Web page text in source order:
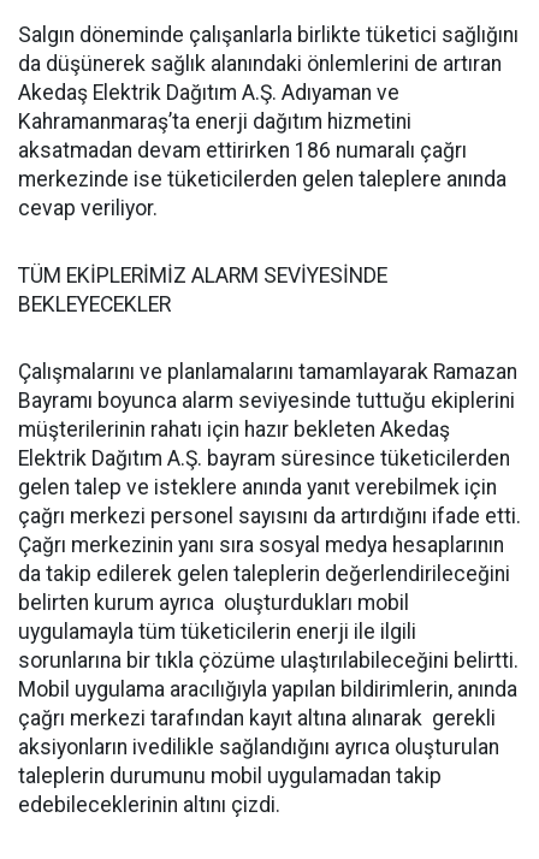
Salgın döneminde çalışanlarla birlikte tüketici sağlığını
da düşünerek sağlık alanındaki önlemlerini de artıran
Akedaş Elektrik Dağıtım A.Ş. Adıyaman ve
Kahramanmaraş’ta enerji dağıtım hizmetini
aksatmadan devam ettirirken 186 numaralı çağrı
merkezinde ise tüketicilerden gelen taleplere anında
cevap veriliyor.
TÜM EKİPLERİMİZ ALARM SEVİYESİNDE
BEKLEYECEKLER
Çalışmalarını ve planlamalarını tamamlayarak Ramazan
Bayramı boyunca alarm seviyesinde tuttuğu ekiplerini
müşterilerinin rahatı için hazır bekleten Akedaş
Elektrik Dağıtım A.Ş. bayram süresince tüketicilerden
gelen talep ve isteklere anında yanıt verebilmek için
çağrı merkezi personel sayısını da artırdığını ifade etti.
Çağrı merkezinin yanı sıra sosyal medya hesaplarının
da takip edilerek gelen taleplerin değerlendirileceğini
belirten kurum ayrıca oluşturdukları mobil
uygulamayla tüm tüketicilerin enerji ile ilgili
sorunlarına bir tıkla çözüme ulaştırılabileceğini belirtti.
Mobil uygulama aracılığıyla yapılan bildirimlerin, anında
çağrı merkezi tarafından kayıt altına alınarak gerekli
aksiyonların ivedilikle sağlandığını ayrıca oluşturulan
taleplerin durumunu mobil uygulamadan takip
edebileceklerinin altını çizdi.